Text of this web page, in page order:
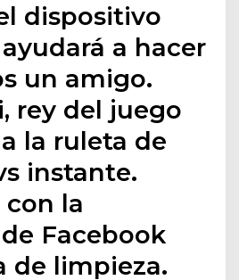
dispositivo
a hacer
un amigo.
rey del juego
la ruleta de
instante.
la
Facebook
de limpieza.